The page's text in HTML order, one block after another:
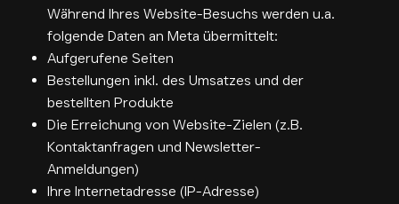
Während Ihres Website-Besuchs werden u.a.
folgende Daten an Meta übermittelt:
Aufgerufene Seiten
Bestellungen inkl. des Umsatzes und der
bestellten Produkte
Die Erreichung von Website-Zielen (z.B.
Kontaktanfragen und Newsletter-
Anmeldungen)
Ihre Internetadresse (IP-Adresse)